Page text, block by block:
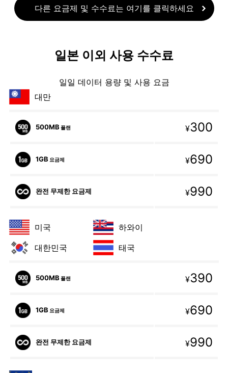
다른 요금제 및 수수료는 여기를 클릭하세요
일본 이외 사용 수수료
일일 데이터 용량 및 사용 요금
대만
500MB 플랜 ¥300
1GB 요금제 ¥690
완전 무제한 요금제 ¥990
미국
하와이
대한민국
태국
500MB 플랜 ¥390
1GB 요금제 ¥690
완전 무제한 요금제 ¥990